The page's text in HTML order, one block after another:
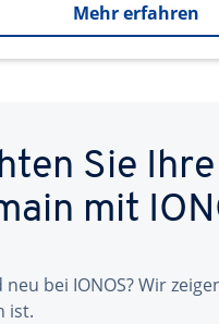
Mehr erfahren
Sie Ihre
mit
neu bei IONOS? Wir
ist.